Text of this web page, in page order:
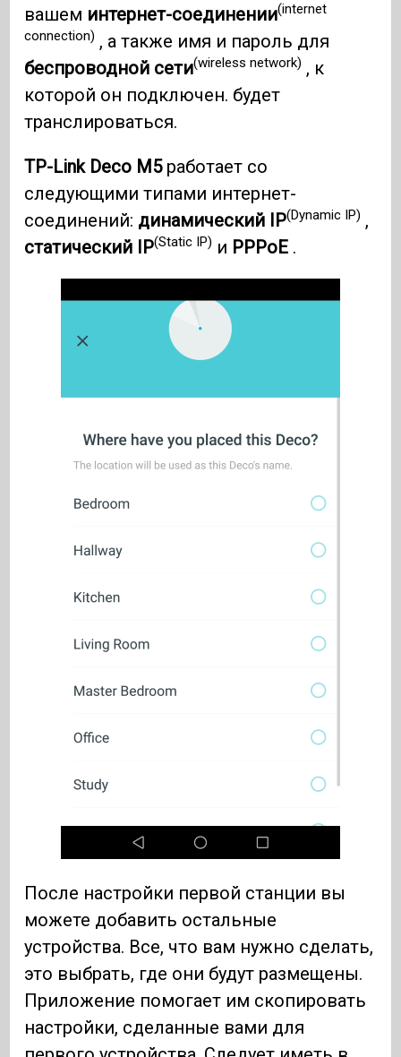
вашем интернет-соединении(internet
connection) , а также имя и пароль для
беспроводной сети(wireless network) , к
которой он подключен. будет
транслироваться.
TP-Link Deco M5работает со
следующими типами интернет-
соединений: динамический IP(Dynamic IP) ,
статический IP(Static IP) и PPPoE .
После настройки первой станции вы
можете добавить остальные
устройства. Все, что вам нужно сделать,
это выбрать, где они будут размещены.
Приложение помогает им скопировать
настройки, сделанные вами для